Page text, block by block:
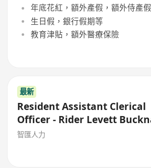
年底花紅，額外產假，額外侍產假
生日假，銀行假期等
教育津貼，額外醫療保險
最新
Resident Assistant Clerical
Officer - Rider Levett Bucknall
Limited
智匯人力